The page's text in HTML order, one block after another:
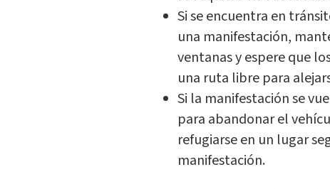
Si se encuentra en
una manifestación,
ventanas y espere que
una ruta libre para
Si la manifestación se
para abandonar el
refugiarse en un lugar
manifestación.